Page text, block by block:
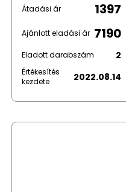
Átadási ár 1397
Ajánlott eladási ár 7190
Eladott darabszám 2
Értékesítés
kezdete
2022.08.14